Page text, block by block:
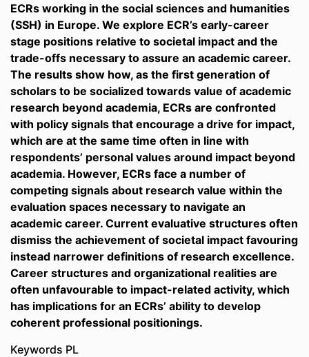
ECRs working in the social sciences and humanities
(SSH) in Europe. We explore ECR’s early-career
stage positions relative to societal impact and the
trade-offs necessary to assure an academic career.
The results show how, as the first generation of
scholars to be socialized towards value of academic
research beyond academia, ECRs are confronted
with policy signals that encourage a drive for impact,
which are at the same time often in line with
respondents’ personal values around impact beyond
academia. However, ECRs face a number of
competing signals about research value within the
evaluation spaces necessary to navigate an
academic career. Current evaluative structures often
dismiss the achievement of societal impact favouring
instead narrower definitions of research excellence.
Career structures and organizational realities are
often unfavourable to impact-related activity, which
has implications for an ECRs’ ability to develop
coherent professional positionings.
Keywords PL